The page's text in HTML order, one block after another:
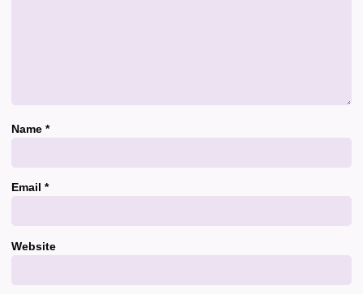
Name *
Email *
Website